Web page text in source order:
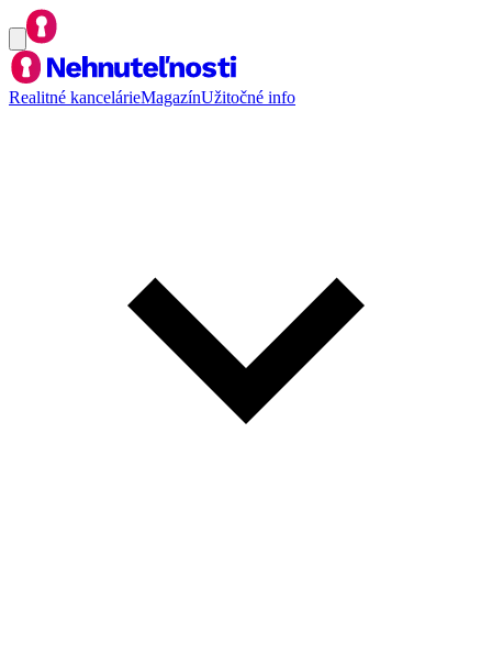
Realitné kancelárieMagazínUžitočné info